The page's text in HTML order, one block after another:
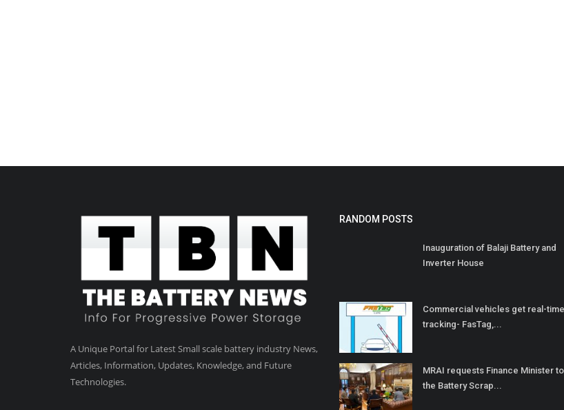
A Unique Portal for Latest Small scale battery industry News,
Articles, Information, Updates, Knowledge, and Future
Technologies.
RANDOM POSTS
Inauguration of Balaji Battery and
Inverter House
Commercial vehicles get real-
tracking- FasTag,...
MRAI requests Finance Minister
the Battery Scrap...